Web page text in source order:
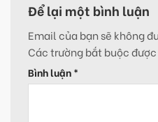
Để lại một bình luận
Email của bạn sẽ không
Các trường bắt buộc
Bình luận *